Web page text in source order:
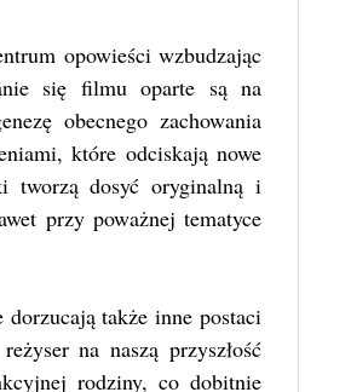
opowieści wzbudzając
się filmu oparte są na
obecnego zachowania
które odciskają nowe
tworzą dosyć oryginalną i
przy poważnej tematyce
także inne postaci
na naszą przyszłość
rodziny, co dobitnie